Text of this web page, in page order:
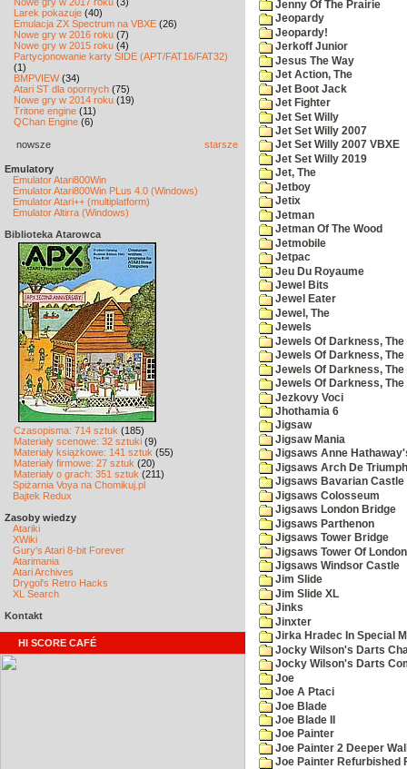
Larek pokazuje (40)
Emulacja ZX Spectrum na VBXE (26)
Nowe gry w 2016 roku (7)
Nowe gry w 2015 roku (4)
Partycjonowanie karty SIDE (APT/FAT16/FAT32)
(1)
BMPVIEW(34)
Atari ST dla opornych (75)
Nowe gry w 2014 roku (19)
Tritone engine (11)
QChan Engine (6)
nowsze starsze
Emulatory
Emulator Atari800Win
Emulator Atari800Win PLus 4.0 (Windows)
Emulator Atari++ (multiplatform)
Emulator Altirra (Windows)
Biblioteka Atarowca
Czasopisma: 714 sztuk (185)
Materiały scenowe: 32 sztuki (9)
Materiały książkowe: 141 sztuk (55)
Materiały firmowe: 27 sztuk (20)
Materiały o grach: 351 sztuk (211)
Spiżarnia Voya na Chomikuj.pl
Bajtek Redux
Zasoby wiedzy
Atariki
XWiki
Gury's Atari 8-bit Forever
Atarimania
Atari Archives
Drygol's Retro Hacks
XL Search
Kontakt
HI SCORE CAFÉ
Jenny Of The Prairie
Jeopardy
Jeopardy!
Jerkoff Junior
Jesus The Way
Jet Action, The
Jet Boot Jack
Jet Fighter
Jet Set Willy
Jet Set Willy 2007
Jet Set Willy 2007 VBXE
Jet Set Willy 2019
Jet, The
Jetboy
Jetix
Jetman
Jetman Of The Wood
Jetmobile
Jetpac
Jeu Du Royaume
Jewel Bits
Jewel Eater
Jewel, The
Jewels
Jewels Of Darkness, The
Jewels Of Darkness,
Jewels Of Darkness,
Jewels Of Darkness,
Jezkovy Voci
Jhothamia 6
Jigsaw
Jigsaw Mania
Jigsaws Anne
Jigsaws Arch De Triumph
Jigsaws Bavarian Castle
Jigsaws Colosseum
Jigsaws London Bridge
Jigsaws Parthenon
Jigsaws Tower Bridge
Jigsaws Tower Of London
Jigsaws Windsor Castle
Jim Slide
Jim Slide XL
Jinks
Jinxter
Jirka Hradec In Special
Jocky Wilson's Darts
Jocky Wilson's Darts
Joe
Joe A Ptaci
Joe Blade
Joe Blade II
Joe Painter
Joe Painter 2 Deeper
Joe Painter Refurbished